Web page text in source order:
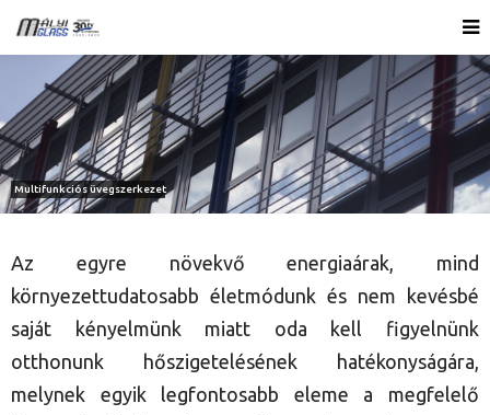
Az egyre növekvő energiaárak, mind
környezettudatosabb életmódunk és nem kevésbé
saját kényelmünk miatt oda kell figyelnünk
otthonunk hőszigetelésének hatékonyságára,
melynek egyik legfontosabb eleme a megfelelő